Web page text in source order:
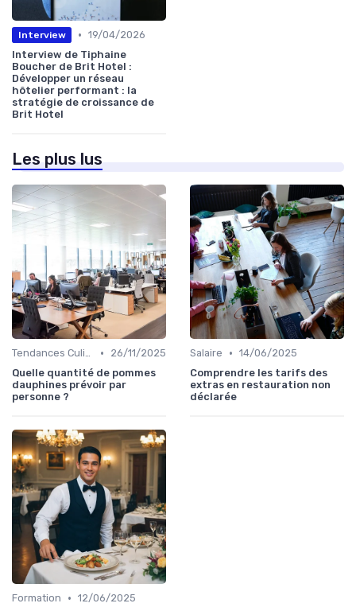
Interview • 19/04/2026
Interview de Tiphaine
Boucher de Brit Hotel :
Développer un réseau
hôtelier performant : la
stratégie de croissance de
Brit Hotel
Les plus lus
Tendances Culinaire •
26/11/2025
Quelle quantité de pommes
dauphines prévoir par
personne ?
Salaire • 14/06/2025
Comprendre les tarifs des
extras en restauration non
déclarée
Formation • 12/06/2025